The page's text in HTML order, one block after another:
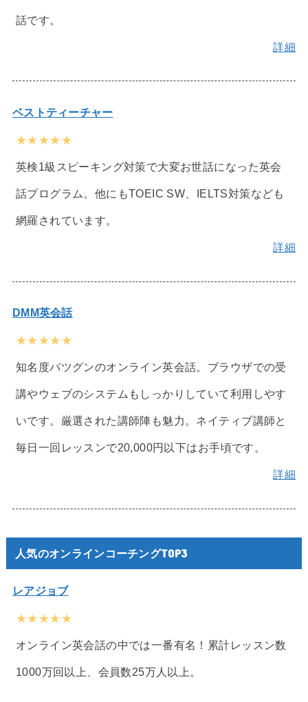
話です。
詳細
ベストティーチャー
★★★★★
英検1級スピーキング対策で大変お世話になった英会
話プログラム。他にもTOEIC SW、IELTS対策なども
網羅されています。
詳細
DMM英会話
★★★★★
知名度バツグンのオンライン英会話。ブラウザでの受
講やウェブのシステムもしっかりしていて利用しやす
いです。厳選された講師陣も魅力。ネイティブ講師と
毎日一回レッスンで20,000円以下はお手頃です。
詳細
人気のオンラインコーチングTOP3
レアジョブ
★★★★★
オンライン英会話の中では一番有名！累計レッスン数
1000万回以上、会員数25万人以上。